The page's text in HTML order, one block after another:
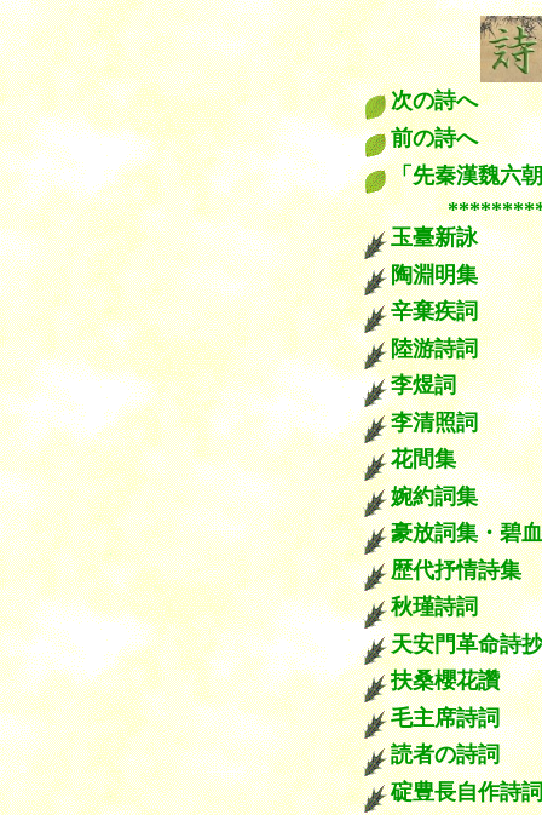
次の詩へ
前の詩へ
「先秦漢魏六
玉臺新詠
陶淵明集
辛棄疾詞
陸游詩詞
李煜詞
李清照詞
花間集
婉約詞集
豪放詞集・碧
歴代抒情詩集
秋瑾詩詞
天安門革命詩抄
扶桑櫻花讚
毛主席詩詞
読者の詩詞
碇豊長自作詩詞